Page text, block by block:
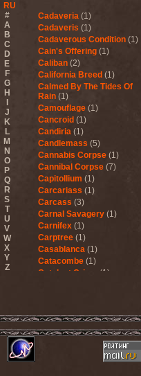
RU
#
A
B
C
D
E
F
G
H
J
K
L
M
N
O
P
Q
R
S
T
U
V
W
X
Y
Z
Cadaveria (1)
Cadaveris (1)
Cadaverous Condition (1)
Cain's Offering (1)
Caliban (2)
California Breed (1)
Calmed By The Tides Of
Rain (1)
Camouflage (1)
Cancroid (1)
Candiria (1)
Candlemass (5)
Cannabis Corpse (1)
Cannibal Corpse (7)
Capitollium (1)
Carcariass (1)
Carcass (3)
Carnal Savagery (1)
Carnifex (1)
Carptree (1)
Casablanca (1)
Catacombe (1)
Catalyst Crime
(1)
Catchers In The Rye (1)
Catharsis (7)
Catharsis vs Margenta (1)